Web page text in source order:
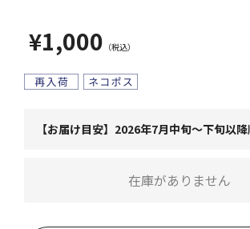
¥1,000
【お届け目安】2026年7月中旬～下旬以
在庫がありません